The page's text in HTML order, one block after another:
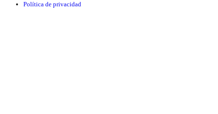
Política de privacidad